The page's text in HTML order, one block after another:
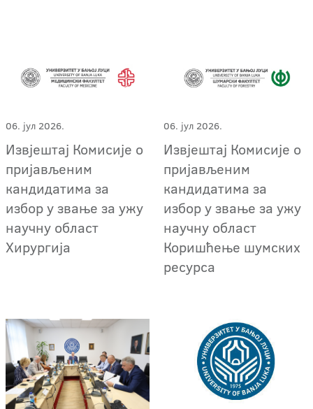
06. јул 2026.
Извјештај Комисије о
пријављеним
кандидатима за
избор у звање за ужу
научну област
Хирургија
06. јул 2026.
Извјештај Комисије о
пријављеним
кандидатима за
избор у звање за ужу
научну област
Коришћење шумских
ресурса